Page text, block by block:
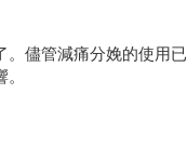
。儘管減痛分娩的使用已